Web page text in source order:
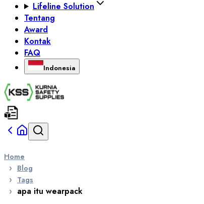
Lifeline Solution
Tentang
Award
Kontak
FAQ
Indonesia
Home
Blog
Tags
apa itu wearpack